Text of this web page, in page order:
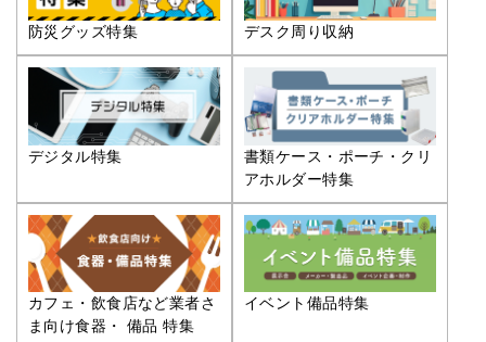
防災グッズ特集 デスク周り収納
デジタル特集
書類ケース・ポーチ・クリ
アホルダー特集
カフェ・飲食店など業者さ
ま向け食器・ 備品 特集
イベント備品特集